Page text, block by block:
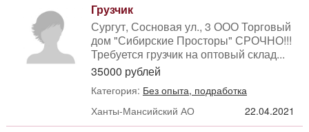
Грузчик
Сургут, Сосновая ул., 3 ООО Торговый
дом "Сибирские Просторы" СРОЧНО!!!
Требуется грузчик на оптовый склад...
35000 рублей
Категория: Без опыта, подработка
Ханты-Мансийский АО
22.04.2021